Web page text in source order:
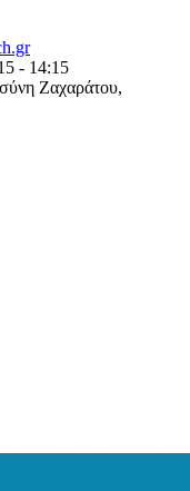
- 14:15
Ζαχαράτου,